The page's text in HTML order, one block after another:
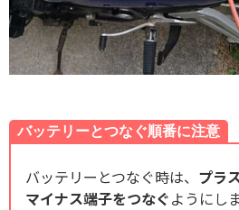
バッテリーとつなぐ順番に注意
バッテリーとつなぐ時は、 プラ
マイナス端子をつなぐようにし